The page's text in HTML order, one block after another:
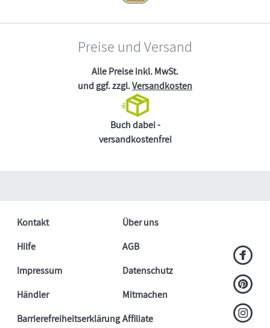
Preise und Versand
Alle Preise inkl. MwSt.
und ggf. zzgl.Versandkosten
Buch dabei -
versandkostenfrei
Kontakt
Über uns
Hilfe
AGB
Impressum
Datenschutz
Händler
Mitmachen
BarrierefreiheitserklärungAffiliate